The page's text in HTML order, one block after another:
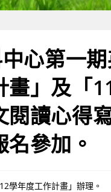
心第一
」及「
讀心得
參加。
學年度工作計畫」辦理。